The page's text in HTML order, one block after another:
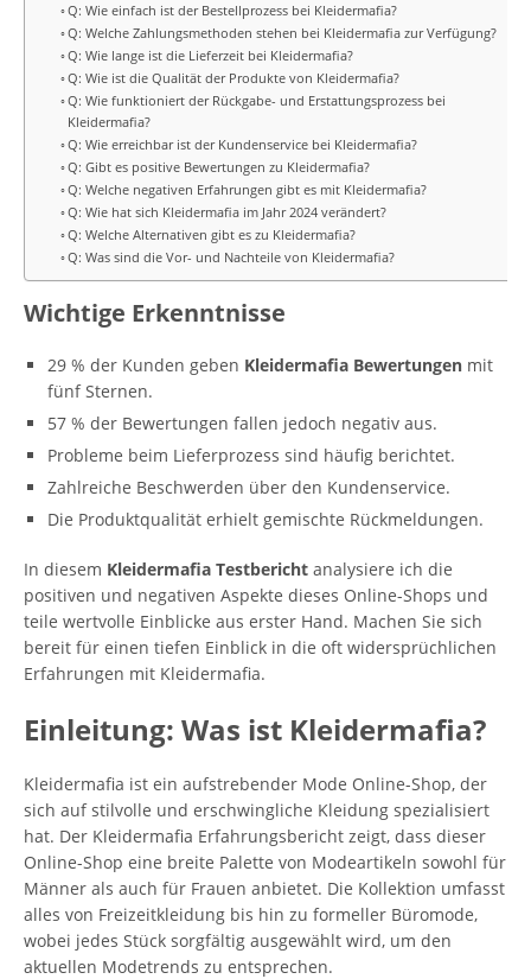
Q: Wie einfach ist der Bestellprozess bei Kleidermafia?
Q: Welche Zahlungsmethoden stehen bei Kleidermafia zur Verfügung?
Q: Wie lange ist die Lieferzeit bei Kleidermafia?
Q: Wie ist die Qualität der Produkte von Kleidermafia?
Q: Wie funktioniert der Rückgabe- und Erstattungsprozess bei
Kleidermafia?
Q: Wie erreichbar ist der Kundenservice bei Kleidermafia?
Q: Gibt es positive Bewertungen zu Kleidermafia?
Q: Welche negativen Erfahrungen gibt es mit Kleidermafia?
Q: Wie hat sich Kleidermafia im Jahr 2024 verändert?
Q: Welche Alternativen gibt es zu Kleidermafia?
Q: Was sind die Vor- und Nachteile von Kleidermafia?
Wichtige Erkenntnisse
29 % der Kunden geben Kleidermafia Bewertungen mit
fünf Sternen.
57 % der Bewertungen fallen jedoch negativ aus.
Probleme beim Lieferprozess sind häufig berichtet.
Zahlreiche Beschwerden über den Kundenservice.
Die Produktqualität erhielt gemischte Rückmeldungen.
In diesem Kleidermafia Testbericht analysiere ich die
positiven und negativen Aspekte dieses Online-Shops und
teile wertvolle Einblicke aus erster Hand. Machen Sie sich
bereit für einen tiefen Einblick in die oft widersprüchlichen
Erfahrungen mit Kleidermafia.
Einleitung: Was ist Kleidermafia?
Kleidermafia ist ein aufstrebender Mode Online-Shop, der
sich auf stilvolle und erschwingliche Kleidung spezialisiert
hat. Der Kleidermafia Erfahrungsbericht zeigt, dass dieser
Online-Shop eine breite Palette von Modeartikeln sowohl für
Männer als auch für Frauen anbietet. Die Kollektion umfasst
alles von Freizeitkleidung bis hin zu formeller Büromode,
wobei jedes Stück sorgfältig ausgewählt wird, um den
aktuellen Modetrends zu entsprechen.